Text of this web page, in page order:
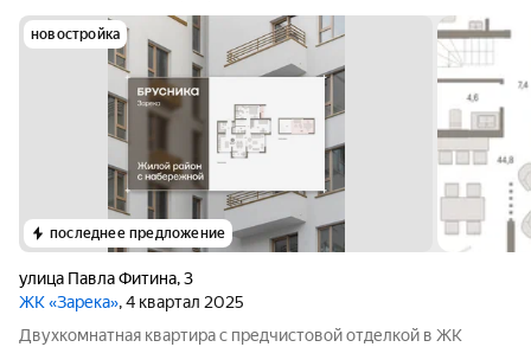
новостройка
последнее предложение
улица Павла Фитина,3
ЖК «Зарека», 4 квартал 2025
Двухкомнатная квартира с предчистовой отделкой в ЖК